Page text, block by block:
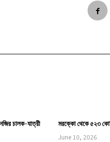
চালক-যাত্রী
মরক্কো থেকে ৫২৩
June 10, 2026